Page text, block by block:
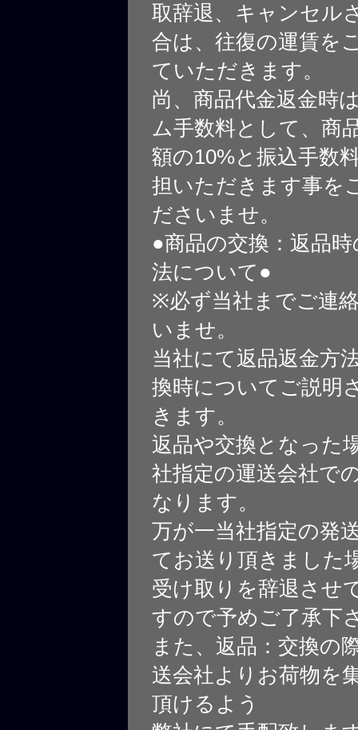
取辞退、キャンセル
合は、往復の運賃を
ていただきます。
尚、商品代金返金時
ム手数料として、商
額の10%と振込手数
担いただきます事を
ださいませ。
●商品の交換：返品
法について●
※必ず当社までご連
いませ。
当社にて返品返金方
換時についてご説明
きます。
返品や交換となった
社指定の運送会社で
なります。
万が一当社指定の発
てお送り頂きました
受け取りを辞退させ
すので予めご了承下
また、返品：交換の
送会社よりお荷物を
頂けるよう